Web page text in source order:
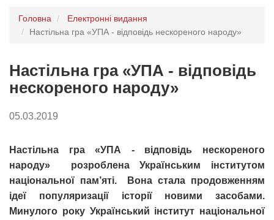
Головна
Електронні видання
Настільна гра «УПА - відповідь нескореного народу»
Настільна гра «УПА - відповідь
нескореного народу»
05.03.2019
Настільна гра «УПА - відповідь нескореного
народу» розроблена Українським інститутом
національної пам’яті. Вона стала продовженням
ідеї популяризації історії новими засобами.
Минулого року Український інститут національної